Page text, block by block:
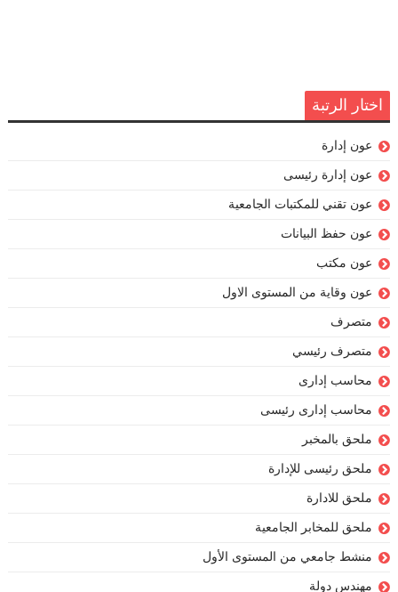
اختار الرتبة
عون إدارة
عون إدارة رئيسى
عون تقني للمكتبات الجامعية
عون حفظ البيانات
عون مكتب
عون وقاية من المستوى الاول
متصرف
متصرف رئيسي
محاسب إدارى
محاسب إدارى رئيسى
ملحق بالمخبر
ملحق رئيسى للإدارة
ملحق للادارة
ملحق للمخابر الجامعية
منشط جامعي من المستوى الأول
مهندس دولة